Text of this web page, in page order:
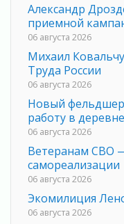
Александр
приемной
06 августа 2026
Михаил
Труда России
06 августа 2026
Новый
работу в
06 августа 2026
Ветеранам СВО
самореализации
06 августа 2026
Экомилиция
06 августа 2026